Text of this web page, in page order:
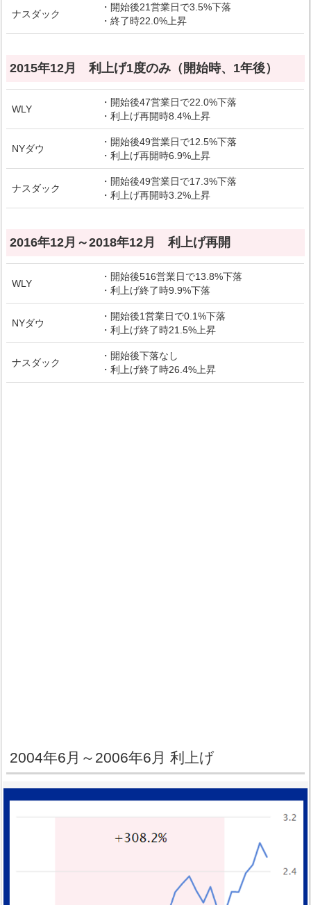
ナスダック
・開始後21営業日で3.5%下落
・終了時22.0%上昇
2015年12月 利上げ1度のみ（開始時、1年後）
WLY
・開始後47営業日で22.0%下落
・利上げ再開時8.4%上昇
NYダウ
・開始後49営業日で12.5%下落
・利上げ再開時6.9%上昇
ナスダック
・開始後49営業日で17.3%下落
・利上げ再開時3.2%上昇
2016年12月～2018年12月 利上げ再開
WLY
・開始後516営業日で13.8%下落
・利上げ終了時9.9%下落
NYダウ
・開始後1営業日で0.1%下落
・利上げ終了時21.5%上昇
ナスダック
・開始後下落なし
・利上げ終了時26.4%上昇
2004年6月～2006年6月 利上げ